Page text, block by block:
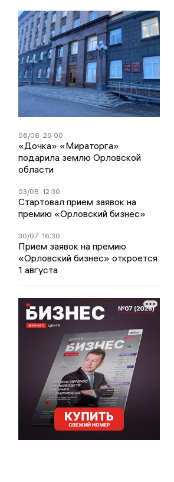
06/08 20:00
«Дочка» «Мираторга»
подарила землю Орловской
области
03/08 12:30
Стартовал прием заявок на
премию «Орловский бизнес»
30/07 16:30
Прием заявок на премию
«Орловский бизнес» откроется
1 августа